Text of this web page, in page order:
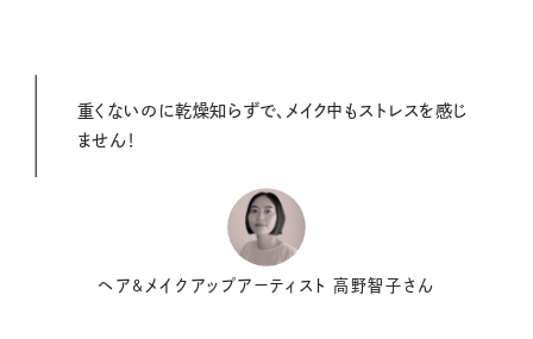
重くないのに乾燥知らずで、メイク中もストレスを感じ
ません！
ヘア&メイクアップアーティスト 高野智子さん